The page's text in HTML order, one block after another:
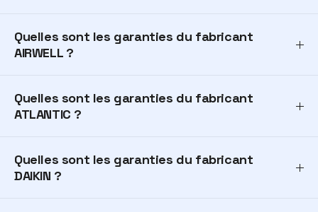
Quelles sont les garanties du fabricant
AIRWELL ?
Quelles sont les garanties du fabricant
ATLANTIC ?
Quelles sont les garanties du fabricant
DAIKIN ?